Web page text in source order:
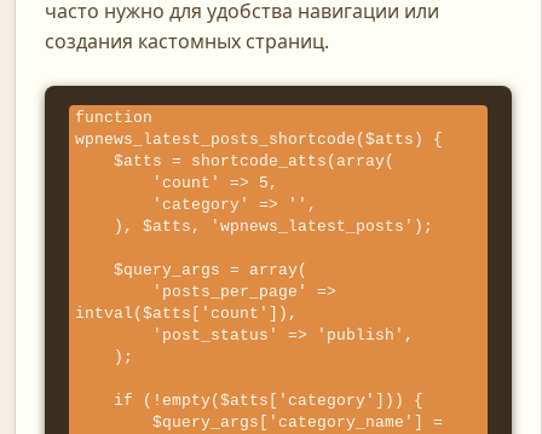
часто нужно для удобства навигации или
создания кастомных страниц.
function
wpnews_latest_posts_shortcode($atts) {
    $atts = shortcode_atts(array(
    $query_args = array(
intval($atts['count']),
        $query_args['category_name'] =